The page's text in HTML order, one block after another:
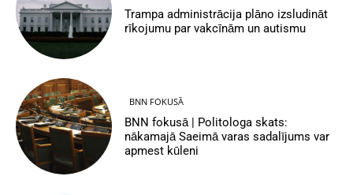
Trampa administrācija plāno izsludināt
rīkojumu par vakcīnām un autismu
BNN FOKUSĀ
BNN fokusā | Politologa skats:
nākamajā Saeimā varas sadalījums var
apmest kūleni